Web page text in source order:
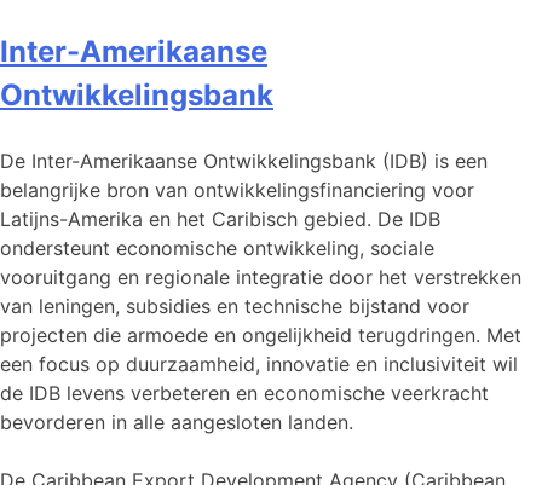
Inter-Amerikaanse
Ontwikkelingsbank
De Inter-Amerikaanse Ontwikkelingsbank (IDB) is een
belangrijke bron van ontwikkelingsfinanciering voor
Latijns-Amerika en het Caribisch gebied. De IDB
ondersteunt economische ontwikkeling, sociale
vooruitgang en regionale integratie door het verstrekken
van leningen, subsidies en technische bijstand voor
projecten die armoede en ongelijkheid terugdringen. Met
een focus op duurzaamheid, innovatie en inclusiviteit wil
de IDB levens verbeteren en economische veerkracht
bevorderen in alle aangesloten landen.
De Caribbean Export Development Agency (Caribbean